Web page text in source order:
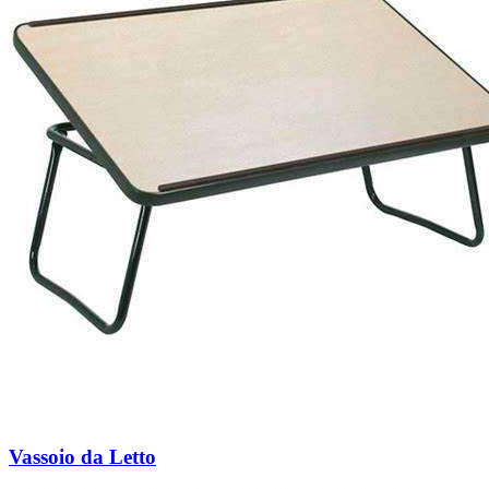
Vassoio da Letto